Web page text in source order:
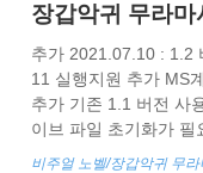
장갑악귀 무라
추가 2021.07.10 : 1.2
11 실행지원 추가 MS
추가 기존 1.1 버전 사
이브 파일 초기화가
전으로 업데이트 되었
비주얼 노벨/장갑악귀 무